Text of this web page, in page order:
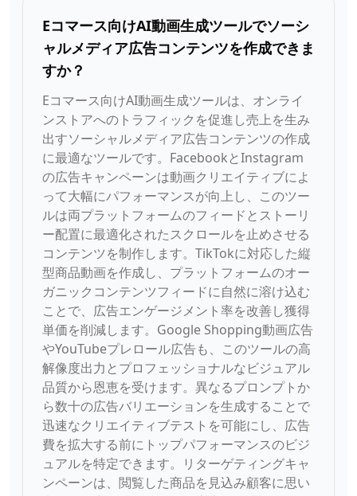
Eコマース向けAI動画生成ツールでソーシ
ャルメディア広告コンテンツを作成できま
すか？
Eコマース向けAI動画生成ツールは、オンライ
ンストアへのトラフィックを促進し売上を生み
出すソーシャルメディア広告コンテンツの作成
に最適なツールです。FacebookとInstagram
の広告キャンペーンは動画クリエイティブによ
って大幅にパフォーマンスが向上し、このツー
ルは両プラットフォームのフィードとストーリ
ー配置に最適化されたスクロールを止めさせる
コンテンツを制作します。TikTokに対応した縦
型商品動画を作成し、プラットフォームのオー
ガニックコンテンツフィードに自然に溶け込む
ことで、広告エンゲージメント率を改善し獲得
単価を削減します。Google Shopping動画広告
やYouTubeプレロール広告も、このツールの高
解像度出力とプロフェッショナルなビジュアル
品質から恩恵を受けます。異なるプロンプトか
ら数十の広告バリエーションを生成することで
迅速なクリエイティブテストを可能にし、広告
費を拡大する前にトップパフォーマンスのビジ
ュアルを特定できます。リターゲティングキャ
ンペーンは、閲覧した商品を見込み顧客に思い